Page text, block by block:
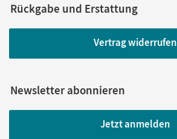
Rückgabe und Erstattung
Vertrag widerrufen
Newsletter abonnieren
Jetzt anmelden